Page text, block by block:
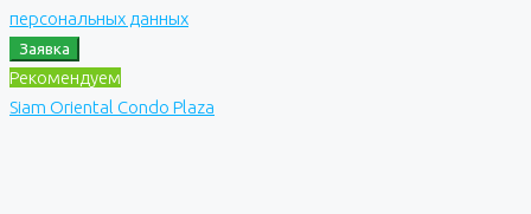
персональных данных
Заявка
Рекомендуем
Siam Oriental Condo Plaza